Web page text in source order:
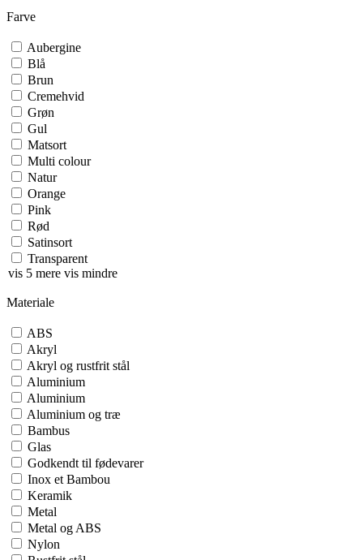
Isen
Line
Madras
Maestro
Mathus
Molene
Nancy
Oleron
Oslo
Ouessant
Paris
Paris Chef
Paris U Select
Roellinger
Salma
Souverain
Temperature
Variation
Verres
Vittel
Zeli
vis 47 merevis mindre
Farve
Aubergine
Blå
Brun
Cremehvid
Grøn
Gul
Matsort
Multi colour
Natur
Orange
Pink
Rød
Satinsort
Transparent
vis 5 mere vis mindre
Materiale
ABS
Akryl
Akryl og rustfrit stål
Aluminium
Aluminium
Aluminium og træ
Bambus
Glas
Godkendt til fødevarer
Inox et Bambou
Keramik
Metal
Metal og ABS
Nylon